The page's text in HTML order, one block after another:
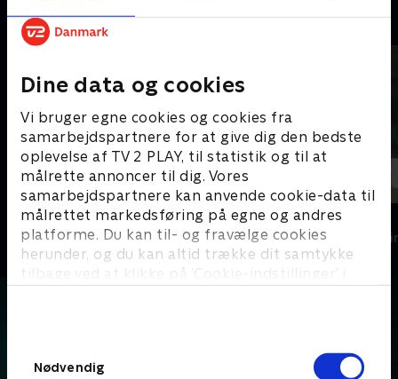
Dine data og cookies
Vi bruger egne cookies og cookies fra
samarbejdspartnere for at give dig den bedste
oplevelse af TV 2 PLAY, til statistik og til at
målrette annoncer til dig. Vores
samarbejdspartnere kan anvende cookie-data til
målrettet markedsføring på egne og andres
platforme. Du kan til- og fravælge cookies
herunder, og du kan altid trække dit samtykke
tilbage ved at klikke på ’Cookie-indstillinger’ i
Nødvendig
Andre så også
Sommerdahl
Krimi & Spænding • 7 sæsoner
Dicte
Krimi &